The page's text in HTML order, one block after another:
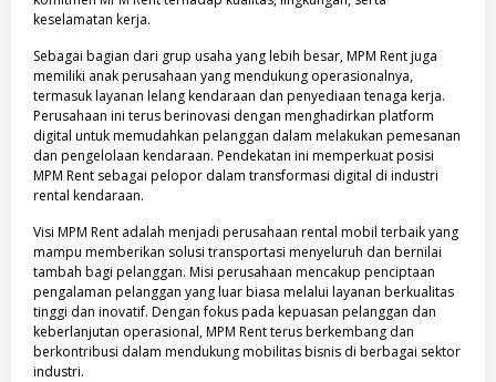
keselamatan kerja.
Sebagai bagian dari grup usaha yang lebih besar, MPM Rent juga
memiliki anak perusahaan yang mendukung operasionalnya,
termasuk layanan lelang kendaraan dan penyediaan tenaga kerja.
Perusahaan ini terus berinovasi dengan menghadirkan platform
digital untuk memudahkan pelanggan dalam melakukan pemesanan
dan pengelolaan kendaraan. Pendekatan ini memperkuat posisi
MPM Rent sebagai pelopor dalam transformasi digital di industri
rental kendaraan.
Visi MPM Rent adalah menjadi perusahaan rental mobil terbaik yang
mampu memberikan solusi transportasi menyeluruh dan bernilai
tambah bagi pelanggan. Misi perusahaan mencakup penciptaan
pengalaman pelanggan yang luar biasa melalui layanan berkualitas
tinggi dan inovatif. Dengan fokus pada kepuasan pelanggan dan
keberlanjutan operasional, MPM Rent terus berkembang dan
berkontribusi dalam mendukung mobilitas bisnis di berbagai sektor
industri.